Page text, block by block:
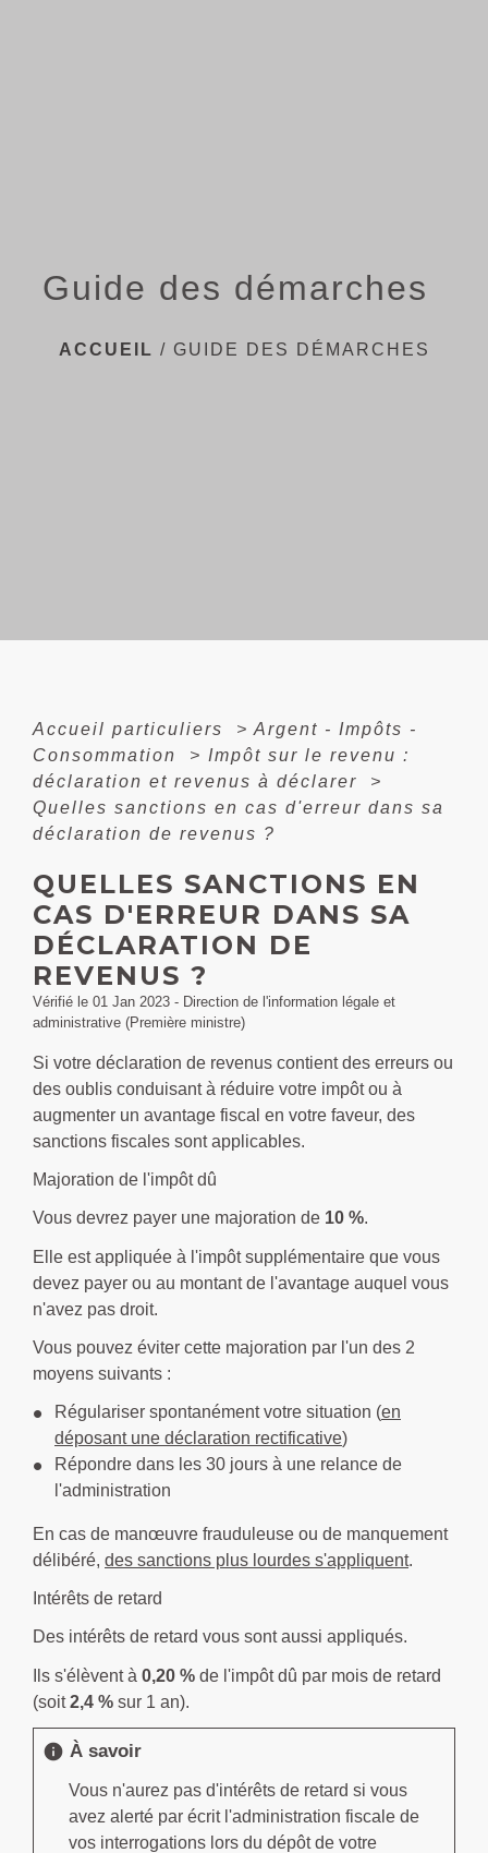
Guide des démarches
ACCUEIL / GUIDE DES DÉMARCHES
Accueil particuliers > Argent - Impôts -
Consommation
> Impôt sur le revenu :
déclaration et revenus à déclarer
>
Quelles sanctions en cas d'erreur dans sa
déclaration de revenus ?
QUELLES SANCTIONS EN
CAS D'ERREUR DANS SA
DÉCLARATION DE
REVENUS ?
Vérifié le 01 Jan 2023 - Direction de l'information légale et
administrative (Première ministre)
Si votre déclaration de revenus contient des erreurs ou
des oublis conduisant à réduire votre impôt ou à
augmenter un avantage fiscal en votre faveur, des
sanctions fiscales sont applicables.
Majoration de l'impôt dû
Vous devrez payer une majoration de 10 %.
Elle est appliquée à l'impôt supplémentaire que vous
devez payer ou au montant de l'avantage auquel vous
n'avez pas droit.
Vous pouvez éviter cette majoration par l'un des 2
moyens suivants :
Régulariser spontanément votre situation (en
déposant une déclaration rectificative)
Répondre dans les 30 jours à une relance de
l'administration
En cas de manœuvre frauduleuse ou de manquement
délibéré, des sanctions plus lourdes s'appliquent.
Intérêts de retard
Des intérêts de retard vous sont aussi appliqués.
Ils s'élèvent à 0,20 % de l'impôt dû par mois de retard
(soit2,4 % sur 1 an).
info À savoir
Vous n'aurez pas d'intérêts de retard si vous
avez alerté par écrit l'administration fiscale de
vos interrogations lors du dépôt de votre